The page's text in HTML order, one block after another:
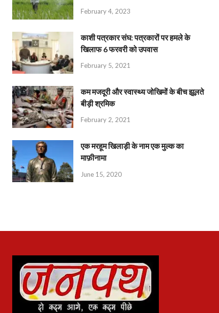
February 4, 2023
काशी पत्रकार संघ: पत्रकारों पर हमले के
खिलाफ 6 फरवरी को उपवास
February 5, 2021
कम मजदूरी और स्वास्थ्य जोखिमों के बीच झूलते
बीड़ी श्रमिक
February 2, 2021
एक मरहूम खिलाड़ी के नाम एक मुल्क का
माफ़ीनामा
June 15, 2020